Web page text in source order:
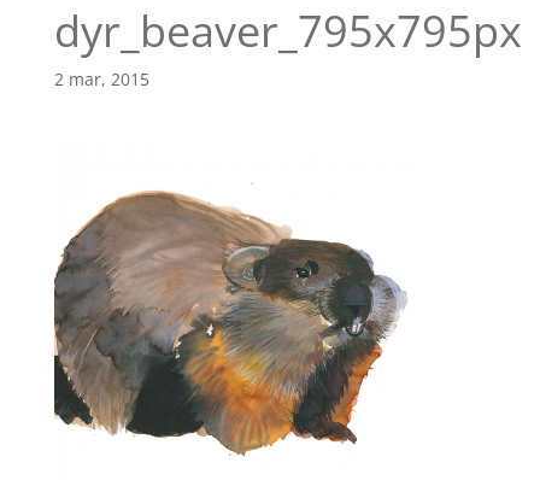
dyr_beaver_795x795px
2 mar, 2015